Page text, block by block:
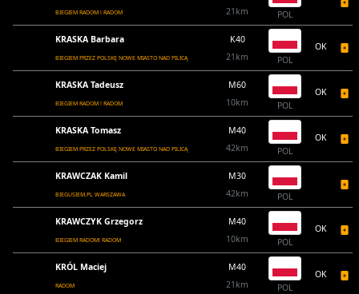
BIEGIEM RADOM ! RADOM
21km
POL
KRASKA Barbara
BIEGIEM PRZEZ POLSKĘ NOWE MIASTO NAD PILICĄ
K40
21km
POL
OK
KRASKA Tadeusz
BIEGIEM RADOM ! RADOM
M60
10km
POL
OK
KRASKA Tomasz
BIEGIEM PRZEZ POLSKĘ NOWE MIASTO NAD PILICĄ
M40
42km
POL
OK
KRAWCZAK Kamil
BIEGUSIEM.PL WARSZAWA
M30
42km
POL
KRAWCZYK Grzegorz
BIEGIEM RADOM! RADOM
M40
10km
POL
OK
KRÓL Maciej
RADOM
M40
21km
POL
OK